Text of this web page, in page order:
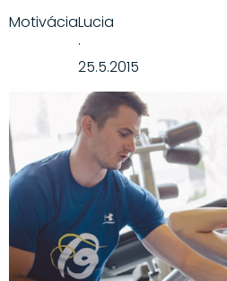
MotiváciaLucia
·
25.5.2015